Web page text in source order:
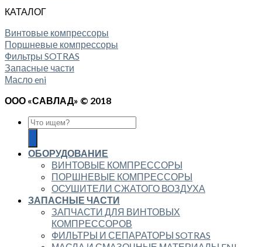
КАТАЛОГ
Винтовые компрессоры
Поршневые компрессоры
Фильтры SOTRAS
Запасные части
Масло eni
ООО «САВЛАД» © 2018
ОБОРУДОВАНИЕ
ВИНТОВЫЕ КОМПРЕССОРЫ
ПОРШНЕВЫЕ КОМПРЕССОРЫ
ОСУШИТЕЛИ СЖАТОГО ВОЗДУХА
ЗАПАСНЫЕ ЧАСТИ
ЗАПЧАСТИ ДЛЯ ВИНТОВЫХ
КОМПРЕССОРОВ
ФИЛЬТРЫ И СЕПАРАТОРЫ SOTRAS